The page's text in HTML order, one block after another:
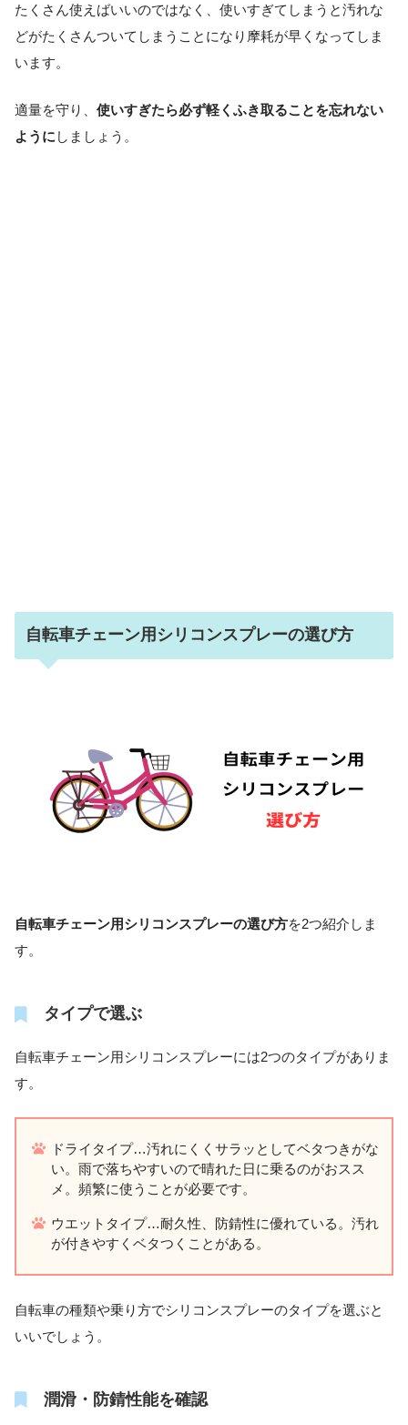
たくさん使えばいいのではなく、使いすぎてしまうと汚れな
どがたくさんついてしまうことになり摩耗が早くなってしま
います。
適量を守り、 使いすぎたら必ず軽くふき取ることを忘れない
ように しましょう。
自転車チェーン用シリコンスプレーの選び方
自転車チェーン用シリコンスプレーの選び方を2つ紹介しま
す。
タイプで選ぶ
自転車チェーン用シリコンスプレーには2つのタイプがありま
す。
ドライタイプ…汚れにくくサラッとしてベタつきがな
い。雨で落ちやすいので晴れた日に乗るのがおスス
メ。頻繁に使うことが必要です。
ウエットタイプ…耐久性、防錆性に優れている。汚れ
が付きやすくベタつくことがある。
自転車の種類や乗り方でシリコンスプレーのタイプを選ぶと
いいでしょう。
潤滑・防錆性能を確認